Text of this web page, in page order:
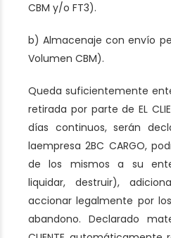
CBM y/o FT3).
b) Almacenaje con envío
Volumen CBM).
Queda suficientemente
retirada por parte de EL
días continuos, serán
laempresa 2BC CARGO,
de los mismos a su
liquidar, destruir),
accionar legalmente por
abandono. Declarado